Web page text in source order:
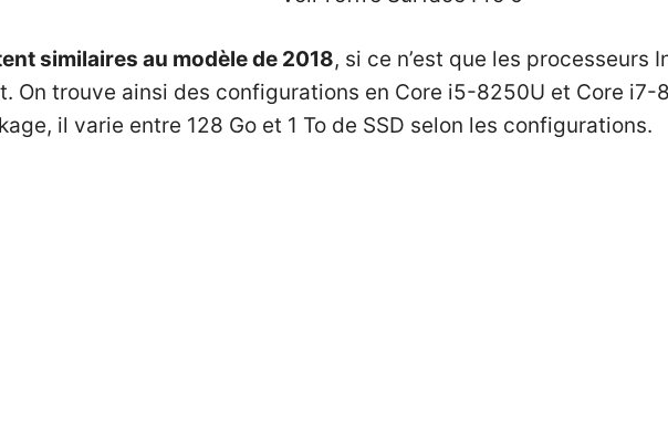
similaires au modèle de 2018, si ce n’est que les processeurs
On trouve ainsi des configurations en Core i5-8250U et Core i7-
il varie entre 128 Go et 1 To de SSD selon les configurations.